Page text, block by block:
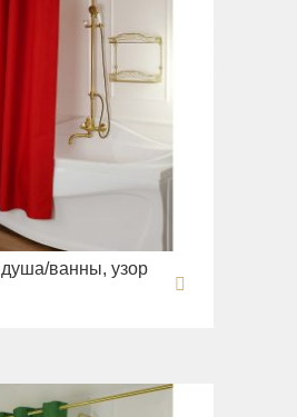
ванны, узор